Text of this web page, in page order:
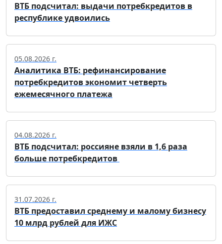
ВТБ подсчитал: выдачи потребкредитов в
республике удвоились
05.08.2026 г.
Аналитика ВТБ: рефинансирование
потребкредитов экономит четверть
ежемесячного платежа
04.08.2026 г.
ВТБ подсчитал: россияне взяли в 1,6 раза
больше потребкредитов
31.07.2026 г.
ВТБ предоставил среднему и малому бизнесу
10 млрд рублей для ИЖС